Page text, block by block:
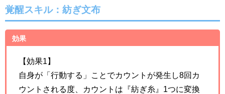
覚醒スキル： 紡ぎ文布
効果
【効果1】
自身が「行動する」ことでカウントが発生し8回カ
ウントされる度、カウントは『紡ぎ糸』1つに変換